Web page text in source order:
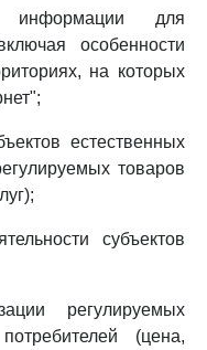
информации для
особенности
на которых
естественных
товаров
субъектов
регулируемых
(цена,